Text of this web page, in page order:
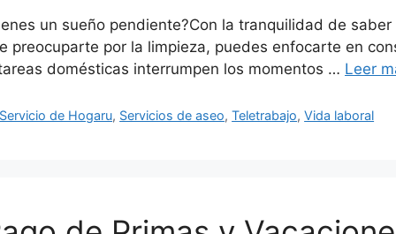
un sueño pendiente?Con la tranquilidad de
preocuparte por la limpieza, puedes enfocarte en
domésticas interrumpen los momentos … Leer
Servicio de Hogaru, Servicios de aseo,Teletrabajo,Vida laboral